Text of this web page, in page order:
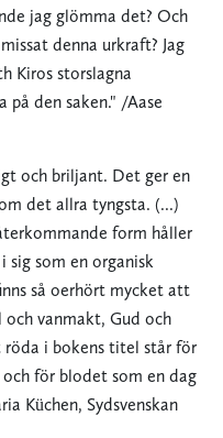
jag glömma det? Och
denna urkraft? Jag
Kiros storslagna
den saken." /Aase
och briljant. Det ger en
det allra tyngsta. (...)
form håller
sig som en organisk
så oerhört mycket att
vanmakt, Gud och
röda i bokens titel står för
för blodet som en dag
Küchen, Sydsvenskan